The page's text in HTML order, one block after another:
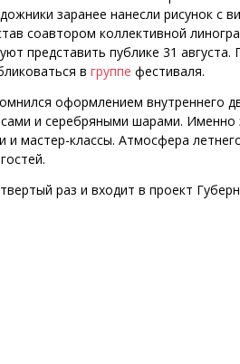
заранее нанесли рисунок
соавтором коллективной
представить публике 31
в группе фестиваля.
оформлением внутреннего
и серебряными шарами. Именно
мастер-классы. Атмосфера
раз и входит в проект